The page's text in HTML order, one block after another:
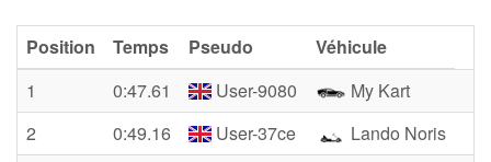
Position Temps Pseudo
Véhicule
1
0:47.61 User-9080
My Kart
2
0:49.16 User-37ce
Lando Noris